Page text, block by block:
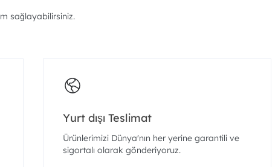
sağlayabilirsiniz.
Yurt dışı Teslimat
Ürünlerimizi Dünya'nın her yerine garantili ve
sigortalı olarak gönderiyoruz.